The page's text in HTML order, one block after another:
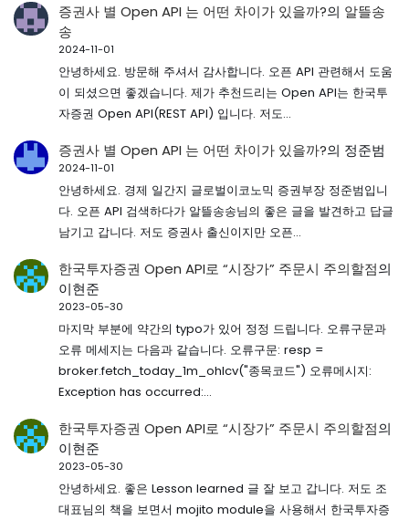
증권사 별 Open API 는 어떤 차이가 있을까?의 알뜰송
송
2024-11-01
안녕하세요. 방문해 주셔서 감사합니다. 오픈 API 관련해서 도움
이 되셨으면 좋겠습니다. 제가 추천드리는 Open API는 한국투
자증권 Open API(REST API) 입니다. 저도…
증권사 별 Open API 는 어떤 차이가 있을까?의 정준범
2024-11-01
안녕하세요. 경제 일간지 글로벌이코노믹 증권부장 정준범입니
다. 오픈 API 검색하다가 알뜰송송님의 좋은 글을 발견하고 답글
남기고 갑니다. 저도 증권사 출신이지만 오픈…
한국투자증권 Open API로 “시장가” 주문시 주의할점의
이현준
2023-05-30
마지막 부분에 약간의 typo가 있어 정정 드립니다. 오류구문과
오류 메세지는 다음과 같습니다. 오류구문: resp =
broker.fetch_today_1m_ohlcv("종목코드") 오류메시지:
Exception has occurred:…
한국투자증권 Open API로 “시장가” 주문시 주의할점의
이현준
2023-05-30
안녕하세요. 좋은 Lesson learned 글 잘 보고 갑니다. 저도 조
대표님의 책을 보면서 mojito module을 사용해서 한국투자증